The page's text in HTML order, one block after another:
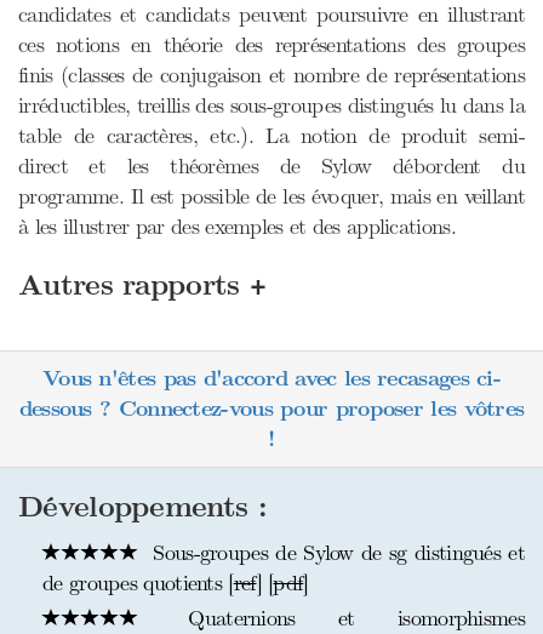
candidates et candidats peuvent poursuivre en illustrant
ces notions en théorie des représentations des groupes
finis (classes de conjugaison et nombre de représentations
irréductibles, treillis des sous-groupes distingués lu dans la
table de caractères, etc.). La notion de produit semi-
direct et les théorèmes de Sylow débordent du
programme. Il est possible de les évoquer, mais en veillant
à les illustrer par des exemples et des applications.
Autres rapports +
Vous n'êtes pas d'accord avec les recasages ci-
dessous ? Connectez-vous pour proposer les vôtres
!
Développements :
Sous-groupes de Sylow de sg distingués et
de groupes quotients [ref] [pdf]
Quaternions et isomorphismes